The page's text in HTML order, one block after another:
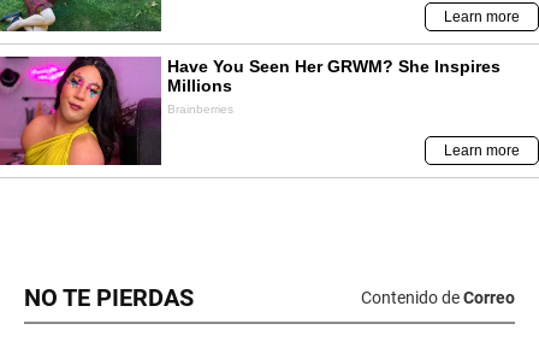
NO TE PIERDAS Contenido deCorreo